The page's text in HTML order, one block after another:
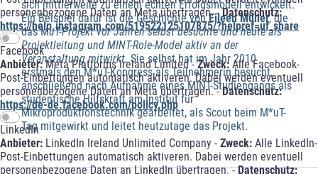
personenbezogene Daten an Meta übertragen. -Datenschutz:
https://help.instagram.com/519522125107875/?helpref=uf_share
Facebook
Anbieter:Meta Platforms Ireland Limited -Zweck: Alle Facebook-
Post-Einbettungen automatisch aktiveren. Dabei werden eventuell
personenbezogene Daten an Meta übertragen. -Datenschutz:
https://de-de.facebook.com/policy.php
LinkedIn
Anbieter: LinkedIn Ireland Unlimited Company - Zweck: Alle LinkedIn-
Post-Einbettungen automatisch aktiveren. Dabei werden eventuell
personenbezogene Daten an LinkedIn übertragen. -Datenschutz:
sich mittlerweile zu einem echten Erfolgsmodell entwickelt.
Ein Beispiel dafür ist die Geschichte vonEileen Müller, die
das MuT-Projekt vor Jahren selbst besuchte und heute als
Projektleitung und MINT-Role-Model aktiv an der
Veranstaltung mitwirkt. Sie selbst hat im Jahr 2010
erstmals den M*uT-Kongress als Teilnehmerin besucht,
anschließend nach Aufnahme eines MINT-Studiengangs als
studentische Hilfskraft am Institut für
Mikroproduktionstechnik gearbeitet, als Scout beim M*uT-
Tag mitgewirkt und leitet heutzutage das Projekt.